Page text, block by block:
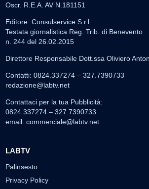
Oscr. R.E.A. AV N.181151
Editore: Consulservice S.r.l.
Testata giornalistica Reg. Trib. di Benevento
n. 244 del 26.02.2015
Direttore Responsabile Dott.ssa Oliviero
Contatti: 0824.337274 – 327.7390733
redazione@labtv.net
Contattaci per la tua Pubblicità:
0824.337274 – 327.7390733
email: commerciale@labtv.net
LABTV
Palinsesto
Privacy Policy